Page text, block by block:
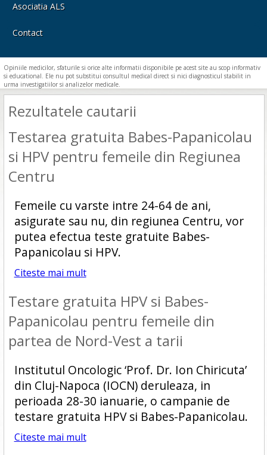
Asociatia ALS
Contact
Opiniile medicilor, sfaturile si orice alte informatii disponibile pe acest site au scop informativ
si educational. Ele nu pot substitui consultul medical direct si nici diagnosticul stabilit in
urma investigatiilor si analizelor medicale.
Rezultatele cautarii
Testarea gratuita Babes-Papanicolau
si HPV pentru femeile din Regiunea
Centru
Femeile cu varste intre 24-64 de ani,
asigurate sau nu, din regiunea Centru, vor
putea efectua teste gratuite Babes-
Papanicolau si HPV.
Citeste mai mult
Testare gratuita HPV si Babes-
Papanicolau pentru femeile din
partea de Nord-Vest a tarii
Institutul Oncologic ‘Prof. Dr. Ion Chiricuta’
din Cluj-Napoca (IOCN) deruleaza, in
perioada 28-30 ianuarie, o campanie de
testare gratuita HPV si Babes-Papanicolau.
Citeste mai mult